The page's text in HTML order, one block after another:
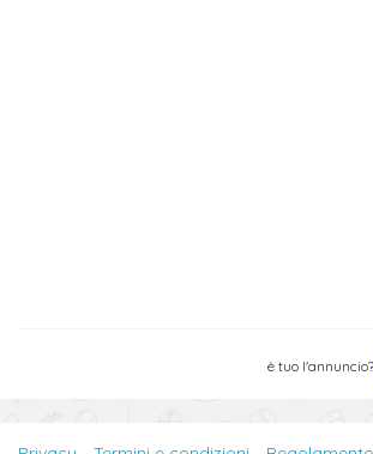
è tuo l'annuncio?